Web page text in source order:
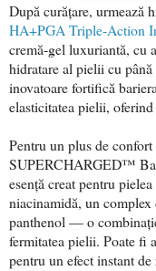
După curățare, urmează
HA+PGA Triple-Action
cremă-gel luxuriantă, cu
hidratare al pielii cu
inovatoare fortifică
elasticitatea pielii,
Pentru un plus de
SUPERCHARGED™
esență creat pentru
niacinamidă, un
panthenol — o
fermitatea pielii. Poate fi
pentru un efect instant